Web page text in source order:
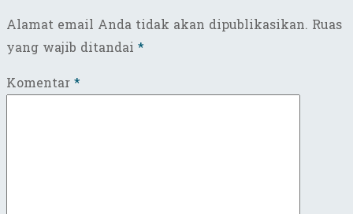
Alamat email Anda tidak akan dipublikasikan. Ruas
yang wajib ditandai *
Komentar*